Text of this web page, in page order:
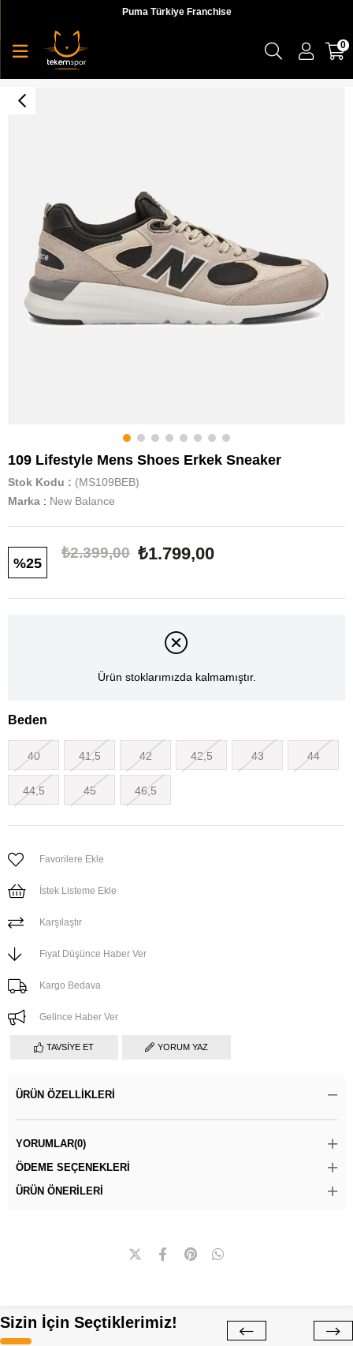
Puma Türkiye Franchise
0
109 Lifestyle Mens Shoes Erkek Sneaker
Stok Kodu
(MS109BEB)
Marka : New Balance
25
₺2.399,00 ₺1.799,00
Ürün stoklarımızda kalmamıştır.
Beden
40 41,5 42 42,5 43 44
44,5 45 46,5
Favorilere Ekle
İstek Listeme Ekle
Karşılaştır
Fiyat Düşünce Haber Ver
Kargo Bedava
Gelince Haber Ver
TAVSIYE ET YORUM YAZ
ÜRÜN ÖZELLIKLERI
YORUMLAR(0)
ÖDEME SEÇENEKLERI
ÜRÜN ÖNERILERI
Sizin İçin Seçtiklerimiz!